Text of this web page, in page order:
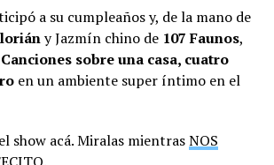
a su cumpleaños y, de la mano de
y Jazmín chino de 107 Faunos,
Canciones sobre una casa, cuatro
en un ambiente super íntimo en el
show acá. Miralas mientrasNOS